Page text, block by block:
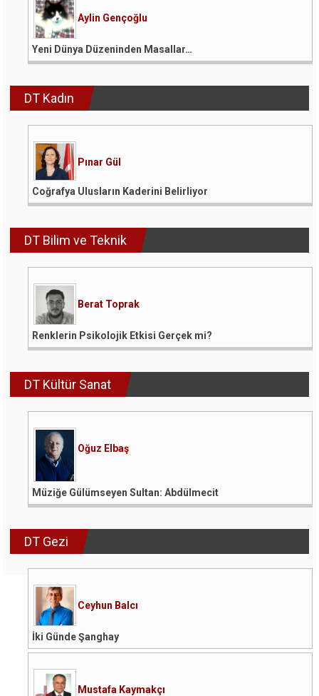
Aylin Gençoğlu
Yeni Dünya Düzeninden Masallar…
DT Kadın
Pınar Gül
Coğrafya Ulusların Kaderini Belirliyor
DT Bilim ve Teknik
Berat Toprak
Renklerin Psikolojik Etkisi Gerçek mi?
DT Kültür Sanat
Oğuz Elbaş
Müziğe Gülümseyen Sultan: Abdülmecit
DT Gezi
Ceyhun Balcı
İki Günde Şanghay
Mustafa Kaymakçı